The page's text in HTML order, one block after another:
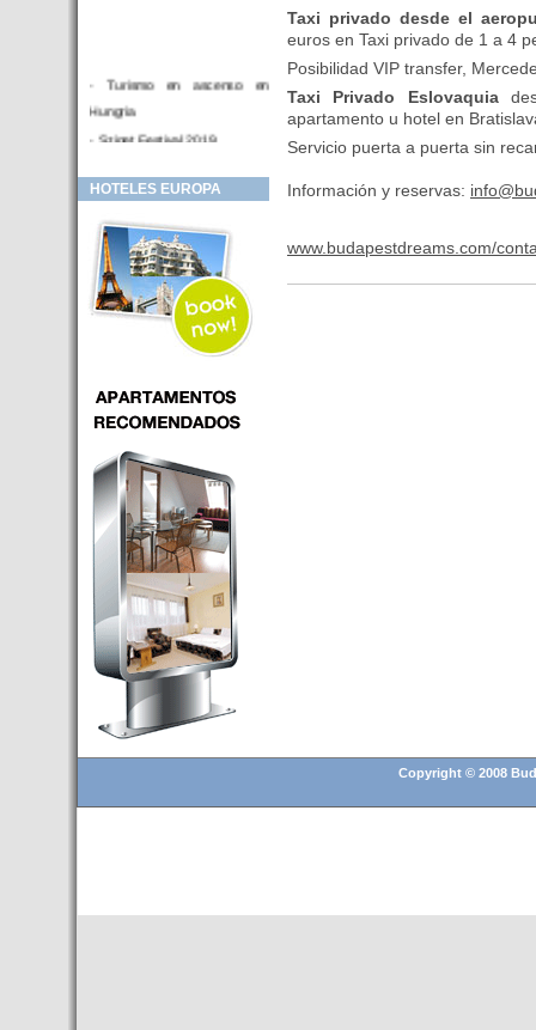
- Turismo en ascenso en
Hungria
- Sziget Festival 2019
Hotel en venta en zona PRIME
- Inversor para hotel
- Hotel en venta Budapest
- Budapest y Cracovia, las
ciudades de moda en 2018
- Inaugurado en BUDAPEST el
puede ser controlado por
Smarthfones de sus clientes
- HOTEL Moments Budapest,
éste sí es un ‘gran hotel
Budapest’.
- Hoteles en BUDAPEST:
Resultados octubre de 2016,
subida del 15% ocupación y
del 25,6% en el RevPar
- Nuevo Hotel en Budapest
bajo la marca Exe Hotusa
- Transfer Aeropuerto de
BUDAPEST
HOTELES EUROPA
Taxi privado desde el
euros en Taxi privado de 1 a 4
Posibilidad VIP transfer,
Taxi Privado Eslovaquia
apartamento u hotel en
Servicio puerta a puerta sin
Información y reservas:
www.budapestdreams.com/
Copyright © 2008